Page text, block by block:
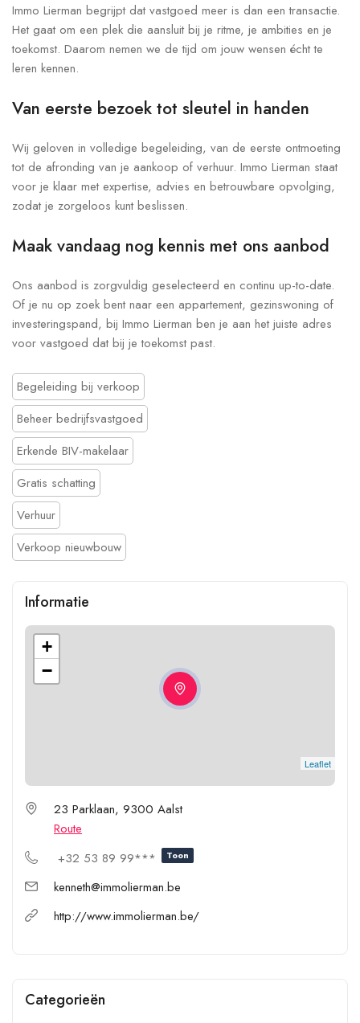
Immo Lierman begrijpt dat vastgoed meer is dan een transactie.
Het gaat om een plek die aansluit bij je ritme, je ambities en je
toekomst. Daarom nemen we de tijd om jouw wensen écht te
leren kennen.
Van eerste bezoek tot sleutel in handen
Wij geloven in volledige begeleiding, van de eerste ontmoeting
tot de afronding van je aankoop of verhuur. Immo Lierman staat
voor je klaar met expertise, advies en betrouwbare opvolging,
zodat je zorgeloos kunt beslissen.
Maak vandaag nog kennis met ons aanbod
Ons aanbod is zorgvuldig geselecteerd en continu up-to-date.
Of je nu op zoek bent naar een appartement, gezinswoning of
investeringspand, bij Immo Lierman ben je aan het juiste adres
voor vastgoed dat bij je toekomst past.
Begeleiding bij verkoop
Beheer bedrijfsvastgoed
Erkende BIV-makelaar
Gratis schatting
Verhuur
Verkoop nieuwbouw
Informatie
+
−
Leaflet
23 Parklaan, 9300 Aalst
Route
+32 53 89 99***
Toon
kenneth@immolierman.be
http://www.immolierman.be/
Categorieën